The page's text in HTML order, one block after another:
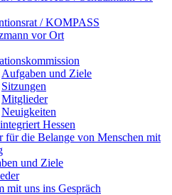
/ KOMPASS
vor Ort
Aufgaben und Ziele
Sitzungen
Mitglieder
Neuigkeiten
Hessen
für die Belange von Menschen mit
und Ziele
mit uns ins Gespräch